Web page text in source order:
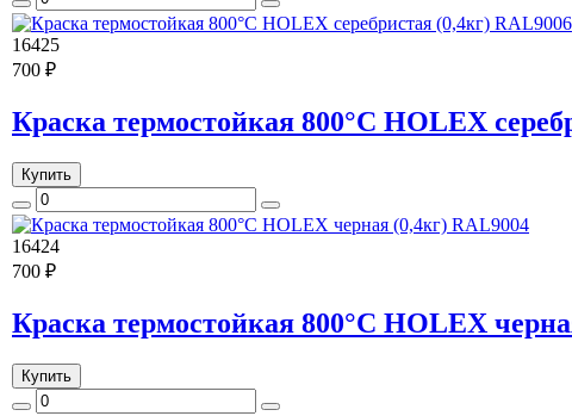
16425
700 ₽
Краска термостойкая 800°С HOLEX
Купить
16424
700 ₽
Краска термостойкая 800°С HOLEX
Купить